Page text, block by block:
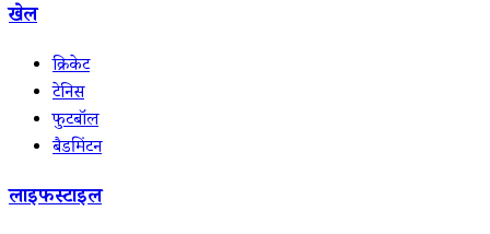
खेल
क्रिकेट
टेनिस
फुटबॉल
बैडमिंटन
लाइफस्टाइल